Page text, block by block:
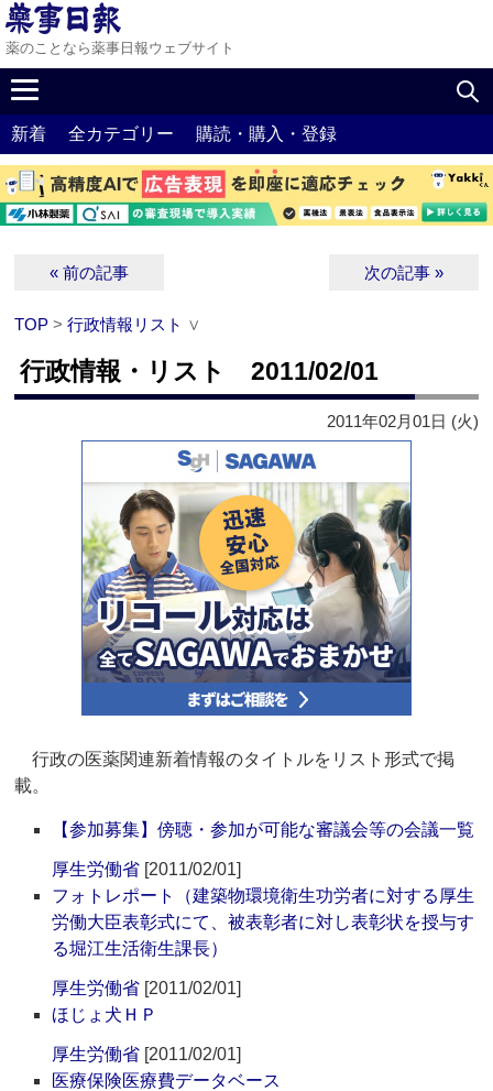
薬のことなら薬事日報ウェブサイト
新着 全カテゴリー 購読・購入・登録
« 前の記事 次の記事 »
TOP >行政情報リスト ∨
行政情報・リスト 2011/02/01
2011年02月01日 (火)
行政の医薬関連新着情報のタイトルをリスト形式で掲
載。
【参加募集】傍聴・参加が可能な審議会等の会議一覧
厚生労働省 [2011/02/01]
フォトレポート（建築物環境衛生功労者に対する厚生
労働大臣表彰式にて、被表彰者に対し表彰状を授与す
る堀江生活衛生課長）
厚生労働省 [2011/02/01]
ほじょ犬ＨＰ
厚生労働省 [2011/02/01]
医療保険医療費データベース